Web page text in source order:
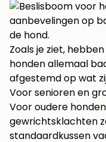
Zoals je ziet,
honden allemaal
afgestemd op wat
Voor senioren en
Voor oudere
gewrichtsklachten
standaardkussen